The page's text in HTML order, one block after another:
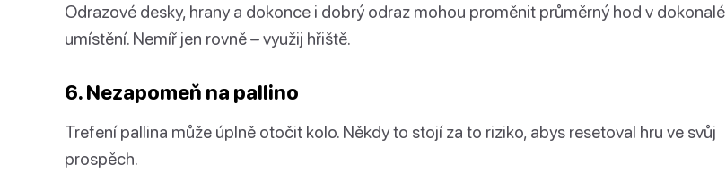
Odrazové desky, hrany a dokonce i dobrý odraz mohou proměnit průměrný hod v dokonalé
umístění. Nemíř jen rovně – využij hřiště.
6. Nezapomeň na pallino
Trefení pallina může úplně otočit kolo. Někdy to stojí za to riziko, abys resetoval hru ve svůj
prospěch.